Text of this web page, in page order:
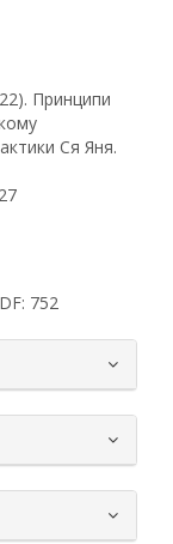
Принципи
Ся Яня.
752